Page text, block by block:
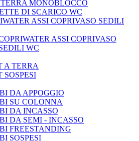
MONOBLOCCO
DI SCARICO WC
ASSI COPRIVASO SEDILI
ASSI COPRIVASO
WC
A TERRA
SOSPESI
DA APPOGGIO
SU COLONNA
DA INCASSO
DA SEMI - INCASSO
FREESTANDING
SOSPESI